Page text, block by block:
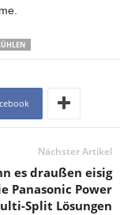
Nächster Artikel
es draußen eisig
Panasonic Power
Split Lösungen